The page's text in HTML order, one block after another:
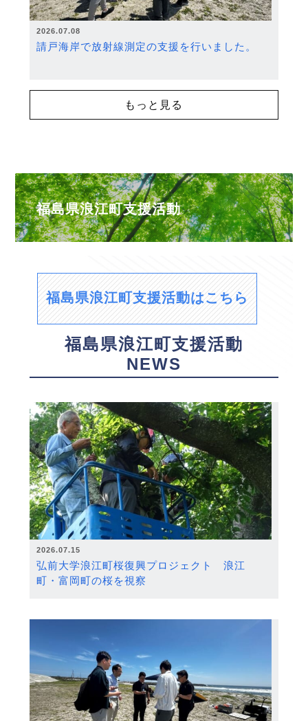
2026.07.08
請戸海岸で放射線測定の支援を行いました。
もっと見る
福島県浪江町支援活動
福島県浪江町支援活動はこちら
福島県浪江町支援活動
NEWS
2026.07.15
弘前大学浪江町桜復興プロジェクト 浪江
町・富岡町の桜を視察